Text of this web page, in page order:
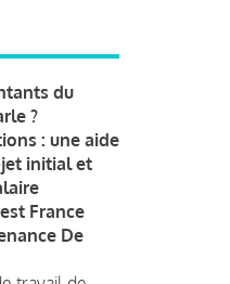
du
?
: une aide
initial et
France
De